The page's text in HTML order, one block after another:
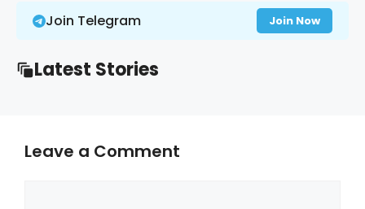
Join Telegram Join Now
Latest Stories
Leave a Comment